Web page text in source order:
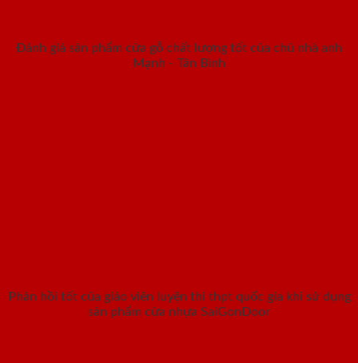
Đánh giá sản phẩm cửa gỗ chất lượng tốt của chủ nhà anh
Mạnh - Tân Bình
Phản hồi tốt của giáo viên luyện thi thpt quốc gia khi sử dụng
sản phẩm cửa nhựa SaiGonDoor